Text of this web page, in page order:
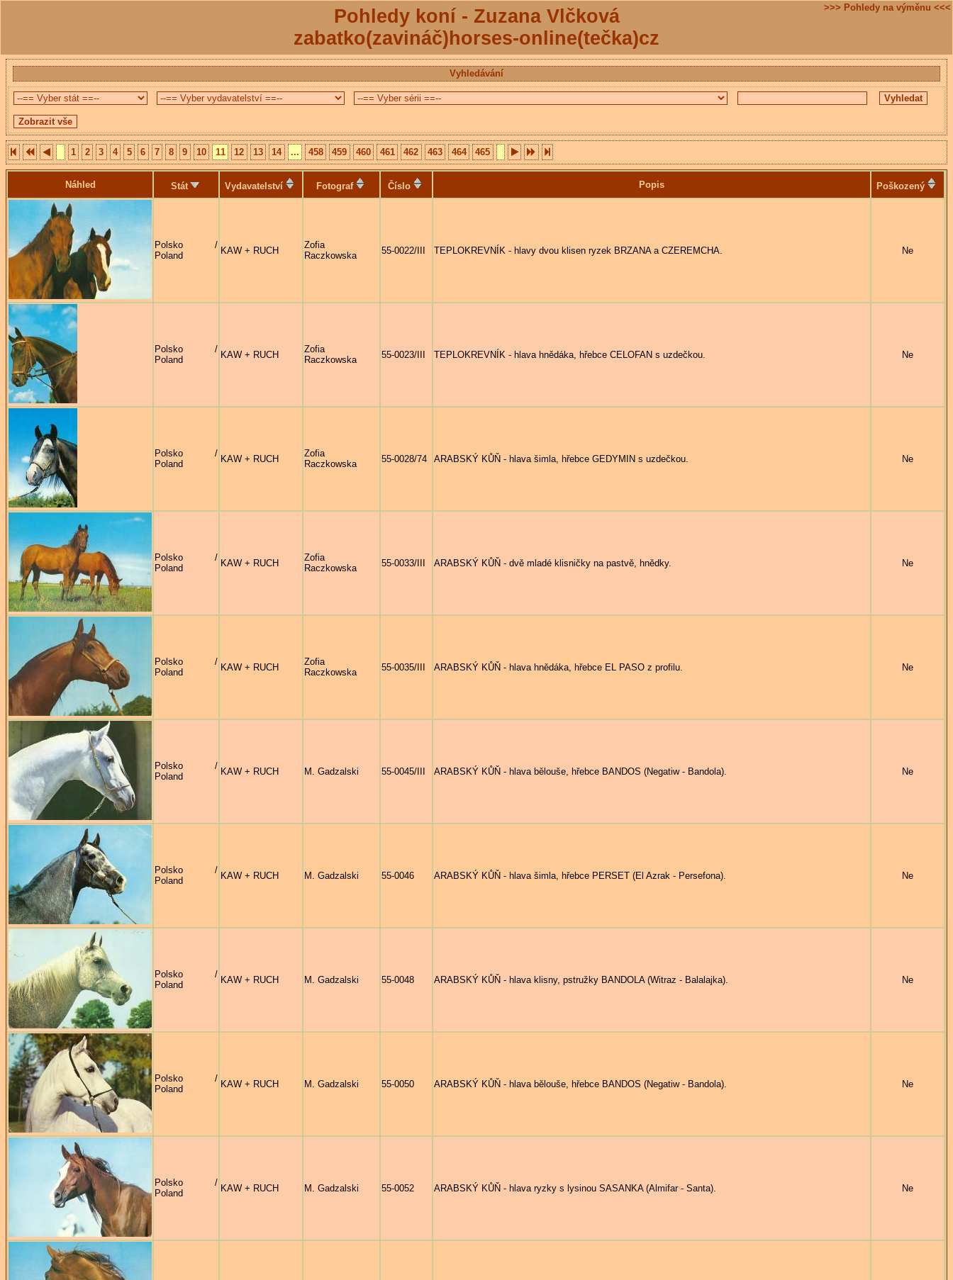
Pohledy koní - Zuzana Vlčková
zabatko(zavináč)horses-online(tečka)cz
>>> Pohledy na výměnu <<<
Vyhledávání
1 2 3 4 5 6 7 8 9 10 11 12 13 14 ... 458 459 460 461 462 463 464 465
Náhled Stát Vydavatelství Fotograf Číslo Popis Poškozený
Polsko /
Poland
KAW + RUCH
Zofia
Raczkowska
55-0022/III TEPLOKREVNÍK - hlavy dvou klisen ryzek BRZANA a CZEREMCHA. Ne
Polsko /
Poland
KAW + RUCH
Zofia
Raczkowska
55-0023/III TEPLOKREVNÍK - hlava hnědáka, hřebce CELOFAN s uzdečkou. Ne
Polsko /
Poland
KAW + RUCH
Zofia
Raczkowska
55-0028/74 ARABSKÝ KŮŇ - hlava šimla, hřebce GEDYMIN s uzdečkou. Ne
Polsko /
Poland
KAW + RUCH
Zofia
Raczkowska
55-0033/III ARABSKÝ KŮŇ - dvě mladé klisničky na pastvě, hnědky. Ne
Polsko /
Poland
KAW + RUCH
Zofia
Raczkowska
55-0035/III ARABSKÝ KŮŇ - hlava hnědáka, hřebce EL PASO z profilu. Ne
Polsko /
Poland
KAW + RUCH M. Gadzalski 55-0045/III ARABSKÝ KŮŇ - hlava bělouše, hřebce BANDOS (Negatiw - Bandola). Ne
Polsko /
Poland
KAW + RUCH M. Gadzalski 55-0046 ARABSKÝ KŮŇ - hlava šimla, hřebce PERSET (El Azrak - Persefona). Ne
Polsko /
Poland
KAW + RUCH M. Gadzalski 55-0048 ARABSKÝ KŮŇ - hlava klisny, pstružky BANDOLA (Witraz - Balalajka). Ne
Polsko /
Poland
KAW + RUCH M. Gadzalski 55-0050 ARABSKÝ KŮŇ - hlava bělouše, hřebce BANDOS (Negatiw - Bandola). Ne
Polsko /
Poland
KAW + RUCH M. Gadzalski 55-0052 ARABSKÝ KŮŇ - hlava ryzky s lysinou SASANKA (Almifar - Santa). Ne